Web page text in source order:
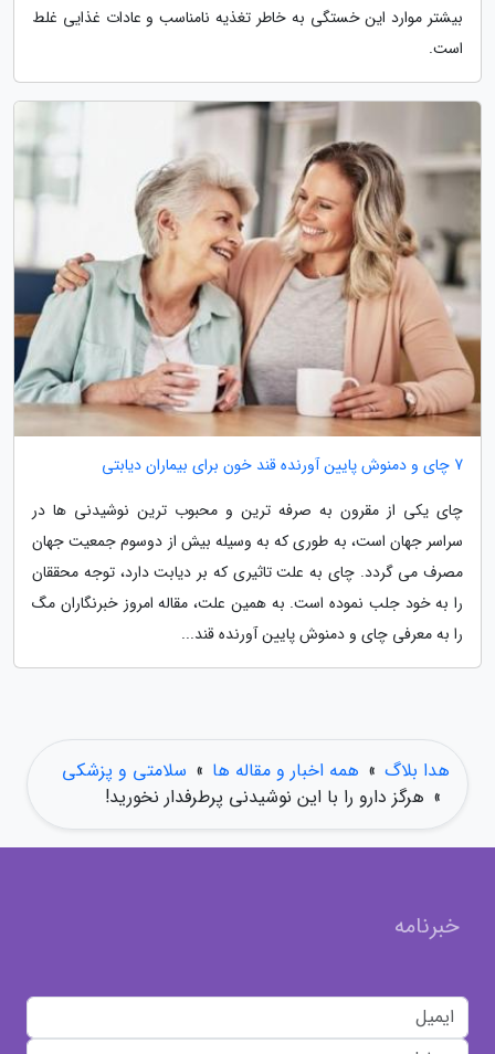
بیشتر موارد این خستگی به خاطر تغذیه نامناسب و عادات غذایی غلط
است.
7 چای و دمنوش پایین آورنده قند خون برای بیماران دیابتی
چای یکی از مقرون به صرفه ترین و محبوب ترین نوشیدنی ها در
سراسر جهان است، به طوری که به وسیله بیش از دوسوم جمعیت جهان
مصرف می گردد. چای به علت تاثیری که بر دیابت دارد، توجه محققان
را به خود جلب نموده است. به همین علت، مقاله امروز خبرنگاران مگ
را به معرفی چای و دمنوش پایین آورنده قند...
هدا بلاگ » همه اخبار و مقاله ها » سلامتی و پزشکی
» هرگز دارو را با این نوشیدنی پرطرفدار نخورید!
خبرنامه